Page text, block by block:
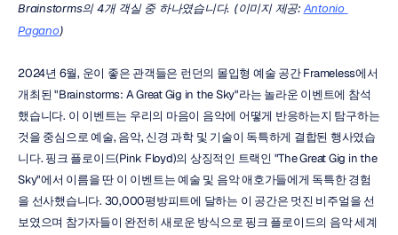
Brainstorms의 4개 객실 중 하나였습니다. (이미지 제공: Antonio
Pagano)
2024년 6월, 운이 좋은 관객들은 런던의 몰입형 예술 공간 Frameless에서
개최된 "Brainstorms: A Great Gig in the Sky"라는 놀라운 이벤트에 참석
했습니다. 이 이벤트는 우리의 마음이 음악에 어떻게 반응하는지 탐구하는
것을 중심으로 예술, 음악, 신경 과학 및 기술이 독특하게 결합된 행사였습
니다. 핑크 플로이드(Pink Floyd)의 상징적인 트랙인 "The Great Gig in the
Sky"에서 이름을 딴 이 이벤트는 예술 및 음악 애호가들에게 독특한 경험
을 선사했습니다. 30,000평방피트에 달하는 이 공간은 멋진 비주얼을 선
보였으며 참가자들이 완전히 새로운 방식으로 핑크 플로이드의 음악 세계